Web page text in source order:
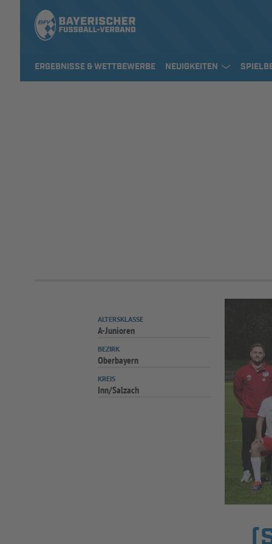
ERGEBNISSE & WETTBEWERBE NEUIGKEITEN
ALTERSKLASSE
A-Junioren
BEZIRK
Oberbayern
KREIS
Inn/Salzach